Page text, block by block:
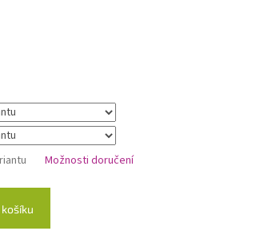
Možnosti doručení